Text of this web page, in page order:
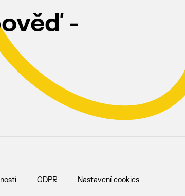
-
GDPR Nastavení cookies